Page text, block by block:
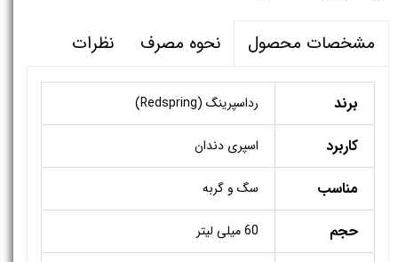
مشخصات محصول نحوه مصرف نظرات
برند رداسپرینگ (Redspring)
کاربرد اسپری دندان
مناسب سگ و گربه
حجم 60 میلی لیتر